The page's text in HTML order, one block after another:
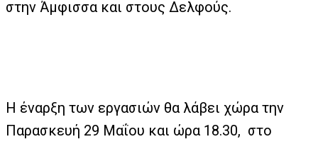
στην Άμφισσα και στους Δελφούς.
Η έναρξη των εργασιών θα λάβει χώρα την
Παρασκευή 29 Μαΐου και ώρα 18.30, στο